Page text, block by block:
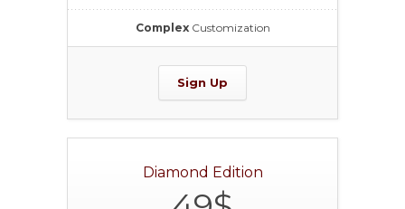
ComplexCustomization
Sign Up
Diamond Edition